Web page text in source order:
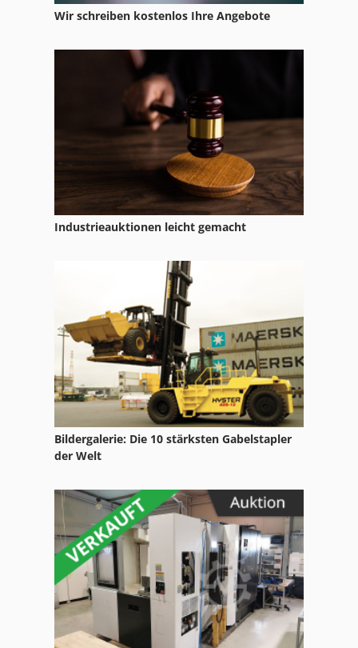
Wir schreiben kostenlos Ihre Angebote
Industrieauktionen leicht gemacht
Bildergalerie: Die 10 stärksten Gabelstapler
der Welt